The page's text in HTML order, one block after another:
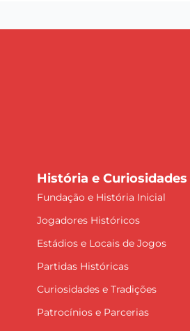
História e Curiosidades
Fundação e História Inicial
Jogadores Históricos
Estádios e Locais de Jogos
Partidas Históricas
Curiosidades e Tradições
Patrocínios e Parcerias